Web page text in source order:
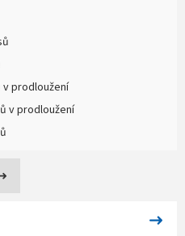
v prodloužení
v prodloužení